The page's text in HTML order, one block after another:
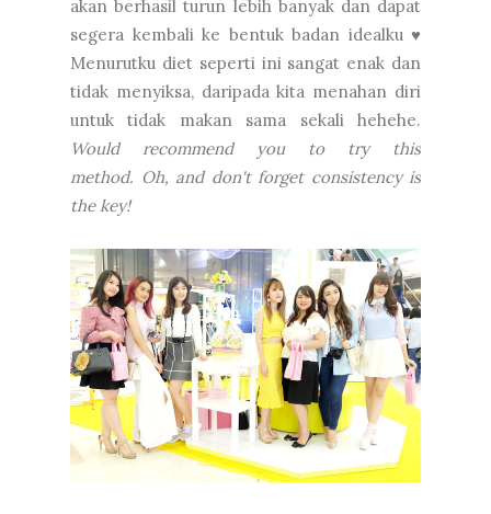
akan berhasil turun lebih banyak dan dapat
segera kembali ke bentuk badan idealku ♥
Menurutku diet seperti ini sangat enak dan
tidak menyiksa, daripada kita menahan diri
untuk tidak makan sama sekali hehehe.
Would recommend you to try this
method. Oh, and don't forget consistency is
the key!